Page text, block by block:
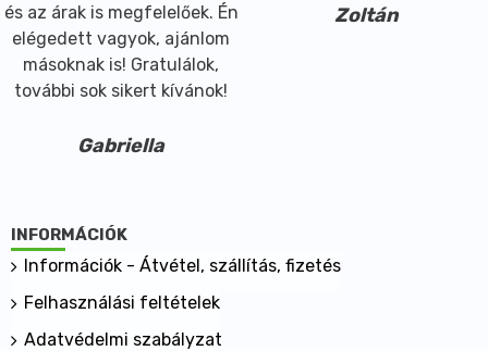
és az árak is megfelelőek. Én
elégedett vagyok, ajánlom
másoknak is! Gratulálok,
további sok sikert kívánok!
Gabriella
Zoltán
INFORMÁCIÓK
Információk - Átvétel, szállítás, fizetés
Felhasználási feltételek
Adatvédelmi szabályzat